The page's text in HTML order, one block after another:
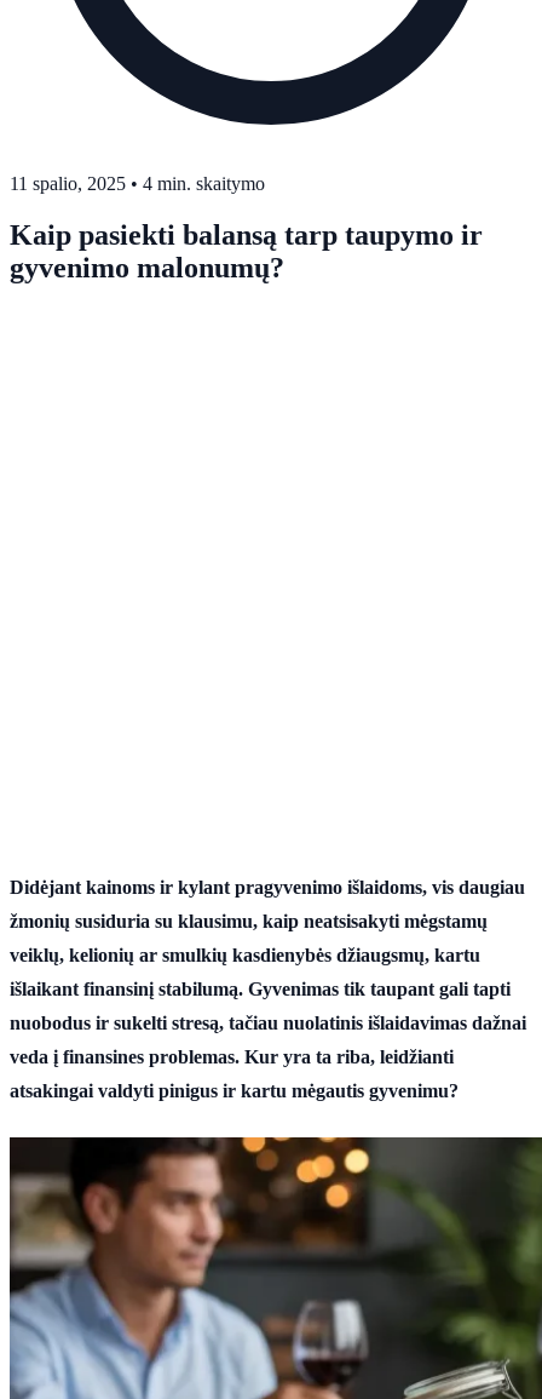
11 spalio, 2025 • 4 min. skaitymo
Kaip pasiekti balansą tarp taupymo ir
gyvenimo malonumų?
Didėjant kainoms ir kylant pragyvenimo išlaidoms, vis daugiau
žmonių susiduria su klausimu, kaip neatsisakyti mėgstamų
veiklų, kelionių ar smulkių kasdienybės džiaugsmų, kartu
išlaikant finansinį stabilumą. Gyvenimas tik taupant gali tapti
nuobodus ir sukelti stresą, tačiau nuolatinis išlaidavimas dažnai
veda į finansines problemas. Kur yra ta riba, leidžianti
atsakingai valdyti pinigus ir kartu mėgautis gyvenimu?